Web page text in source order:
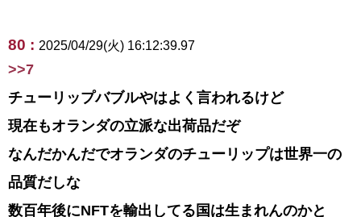
80 : 2025/04/29(火) 16:12:39.97
>>7
チューリップバブルやはよく言われるけど
現在もオランダの立派な出荷品だぞ
なんだかんだでオランダのチューリップは世界一の
品質だしな
数百年後にNFTを輸出してる国は生まれんのかと